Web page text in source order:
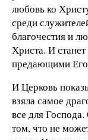
любовь ко
среди
благочестия и
Христа. И
предающими Его
И Церковь
взяла самое
все для Господа.
том, что не